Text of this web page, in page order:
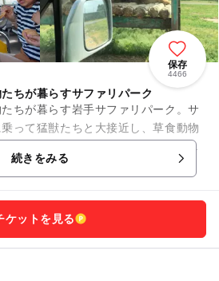
保存
4466
ちが暮らすサファリパーク
ちが暮らす岩手サファリパーク。サ
って猛獣たちと大接近し、草食動物
マ、ラマたちにエサをあげることも
続きをみる
ケットを見る